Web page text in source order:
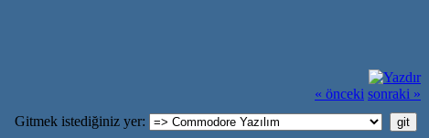
« önceki sonraki »
Gitmek istediğiniz yer: